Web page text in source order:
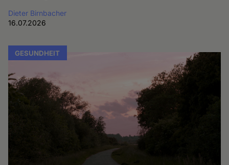
Dieter Birnbacher
16.07.2026
GESUNDHEIT